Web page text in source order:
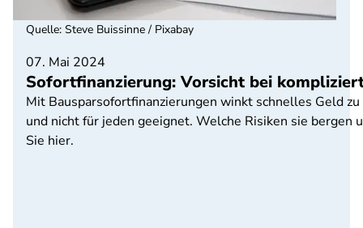
07. Mai 2024
Sofortfinanzierung: Vorsicht bei
Mit Bausparsofortfinanzierungen winkt schnelles Geld
und nicht für jeden geeignet. Welche Risiken sie
Sie hier.
Quelle: Steve Buissinne / Pixabay